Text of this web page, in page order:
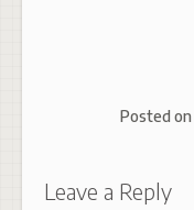
Posted on
Leave a Reply